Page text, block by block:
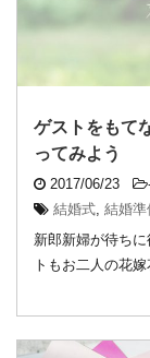
ゲストをもて
ってみよう
2017/06/23
結婚式, 結婚準
新郎新婦が待ち
トもお二人の花